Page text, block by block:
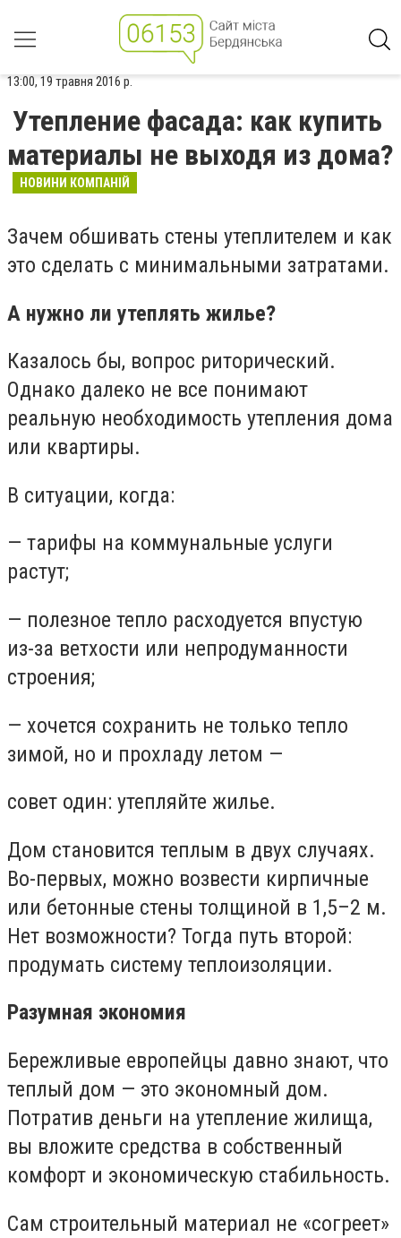
13:00, 19 травня 2016 р.
Утепление фасада: как купить
материалы не выходя из дома?
НОВИНИ КОМПАНІЙ
Зачем обшивать стены утеплителем и как
это сделать с минимальными затратами.
А нужно ли утеплять жилье?
Казалось бы, вопрос риторический.
Однако далеко не все понимают
реальную необходимость утепления дома
или квартиры.
В ситуации, когда:
— тарифы на коммунальные услуги
растут;
— полезное тепло расходуется впустую
из-за ветхости или непродуманности
строения;
— хочется сохранить не только тепло
зимой, но и прохладу летом —
совет один: утепляйте жилье.
Дом становится теплым в двух случаях.
Во-первых, можно возвести кирпичные
или бетонные стены толщиной в 1,5–2 м.
Нет возможности? Тогда путь второй:
продумать систему теплоизоляции.
Разумная экономия
Бережливые европейцы давно знают, что
теплый дом — это экономный дом.
Потратив деньги на утепление жилища,
вы вложите средства в собственный
комфорт и экономическую стабильность.
Сам строительный материал не «согреет»